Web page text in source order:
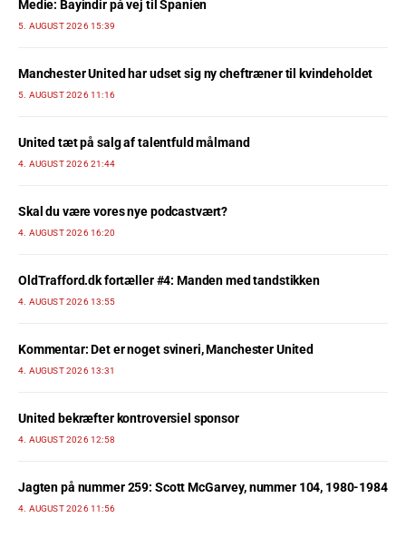
Medie: Bayindir på vej til Spanien
5. AUGUST 2026 15:39
Manchester United har udset sig ny cheftræner til kvindeholdet
5. AUGUST 2026 11:16
United tæt på salg af talentfuld målmand
4. AUGUST 2026 21:44
Skal du være vores nye podcastvært?
4. AUGUST 2026 16:20
OldTrafford.dk fortæller #4: Manden med tandstikken
4. AUGUST 2026 13:55
Kommentar: Det er noget svineri, Manchester United
4. AUGUST 2026 13:31
United bekræfter kontroversiel sponsor
4. AUGUST 2026 12:58
Jagten på nummer 259: Scott McGarvey, nummer 104, 1980-1984
4. AUGUST 2026 11:56